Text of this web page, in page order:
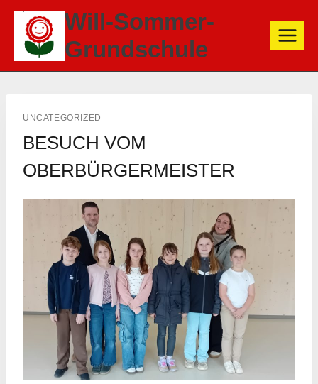
Zum
Inhalt
springen
Will-Sommer-
Grundschule
UNCATEGORIZED
BESUCH VOM
OBERBÜRGERMEISTER